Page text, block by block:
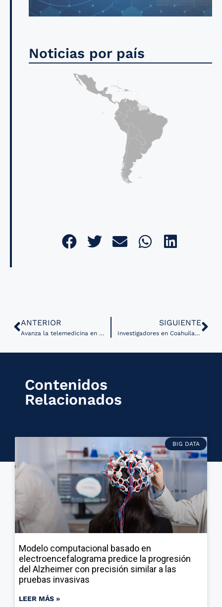
Noticias por país
ANTERIOR
Avanza la telemedicina en Chihuahua, México.
SIGUIENTE
Investigadores en Coahuila desarrollan plataforma digital denominada Expediente Genómico
Contenidos
Relacionados
BIG DATA
Modelo computacional basado en
electroencefalograma predice la progresión
del Alzheimer con precisión similar a las
pruebas invasivas
LEER MÁS »